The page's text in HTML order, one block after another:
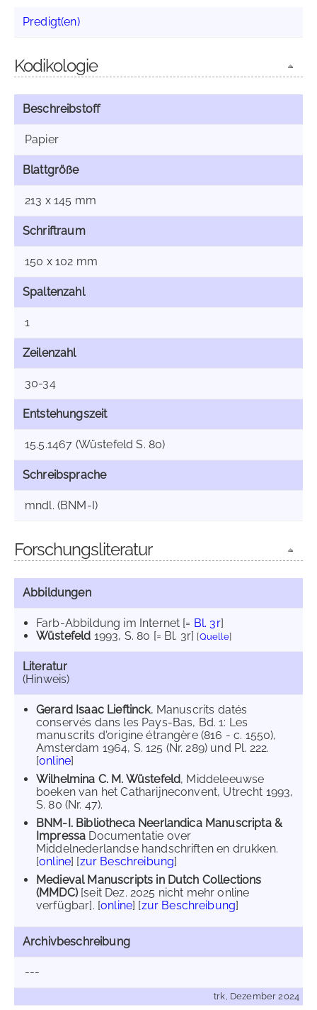
Predigt(en)
Kodikologie
Beschreibstoff
Papier
Blattgröße
213 x 145 mm
Schriftraum
150 x 102 mm
Spaltenzahl
1
Zeilenzahl
30-34
Entstehungszeit
15.5.1467 (Wüstefeld S. 80)
Schreibsprache
mndl. (BNM-I)
Forschungsliteratur
Abbildungen
Farb-Abbildung im Internet [= Bl. 3r]
Wüstefeld 1993, S. 80 [= Bl. 3r] [Quelle]
Literatur
(Hinweis)
Gerard Isaac Lieftinck, Manuscrits datés
conservés dans les Pays-Bas, Bd. 1: Les
manuscrits d'origine étrangère (816 - c. 1550),
Amsterdam 1964, S. 125 (Nr. 289) und Pl. 222.
[online]
Wilhelmina C. M. Wüstefeld, Middeleeuwse
boeken van het Catharijneconvent, Utrecht 1993,
S. 80 (Nr. 47).
BNM-I. Bibliotheca Neerlandica Manuscripta &
Impressa Documentatie over
Middelnederlandse handschriften en drukken.
[online] [zur Beschreibung]
Medieval Manuscripts in Dutch Collections
(MMDC)[seit Dez. 2025 nicht mehr online
verfügbar]. [online] [zur Beschreibung]
Archivbeschreibung
---
trk, Dezember 2024